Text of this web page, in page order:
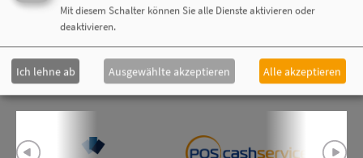
Mitglieder
Zur vollständigen Mitgliederübersicht geht es entlang.
Mit diesem Schalter können Sie alle Dienste aktivieren oder
deaktivieren.
Ich lehne ab Ausgewählte akzeptieren Alle akzeptieren